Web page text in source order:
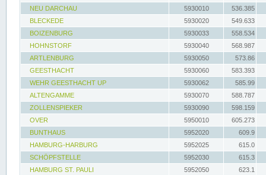
NEU DARCHAU
5930010
536.385
BLECKEDE
5930020
549.633
BOIZENBURG
5930033
558.534
HOHNSTORF
5930040
568.987
ARTLENBURG
5930050
573.86
GEESTHACHT
5930060
583.393
WEHR GEESTHACHT UP
5930062
585.99
ALTENGAMME
5930070
588.787
ZOLLENSPIEKER
5930090
598.159
OVER
5950010
605.273
BUNTHAUS
5952020
609.9
HAMBURG-HARBURG
5952025
615.0
SCHÖPFSTELLE
5952030
615.3
HAMBURG ST. PAULI
5952050
623.1